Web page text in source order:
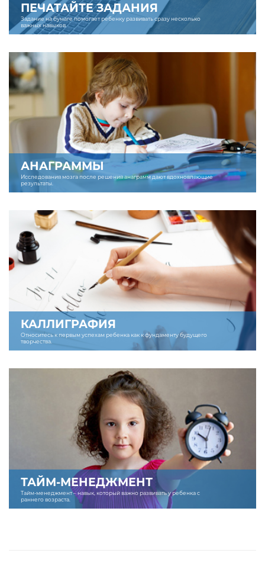
ПЕЧАТАЙТЕ ЗАДАНИЯ
Задание на бумаге помогает ребенку развивать сразу несколько
важных навыков.
АНАГРАММЫ
Исследования мозга после решения анаграмм дают вдохновляющие
результаты.
КАЛЛИГРАФИЯ
Относитесь к первым успехам ребенка как к фундаменту будущего
творчества.
ТАЙМ-МЕНЕДЖМЕНТ
Тайм-менеджмент – навык, который важно развивать у ребенка с
раннего возраста.